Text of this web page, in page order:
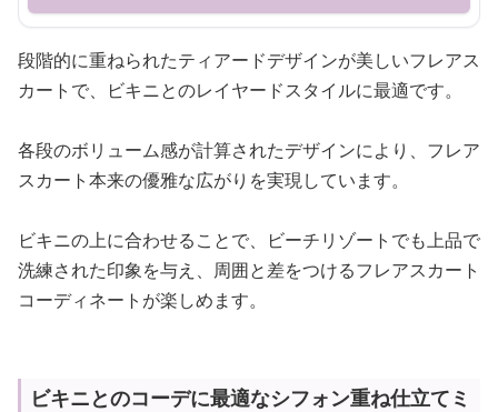
段階的に重ねられたティアードデザインが美しいフレアス
カートで、ビキニとのレイヤードスタイルに最適です。
各段のボリューム感が計算されたデザインにより、フレア
スカート本来の優雅な広がりを実現しています。
ビキニの上に合わせることで、ビーチリゾートでも上品で
洗練された印象を与え、周囲と差をつけるフレアスカート
コーディネートが楽しめます。
ビキニとのコーデに最適なシフォン重ね仕立てミ